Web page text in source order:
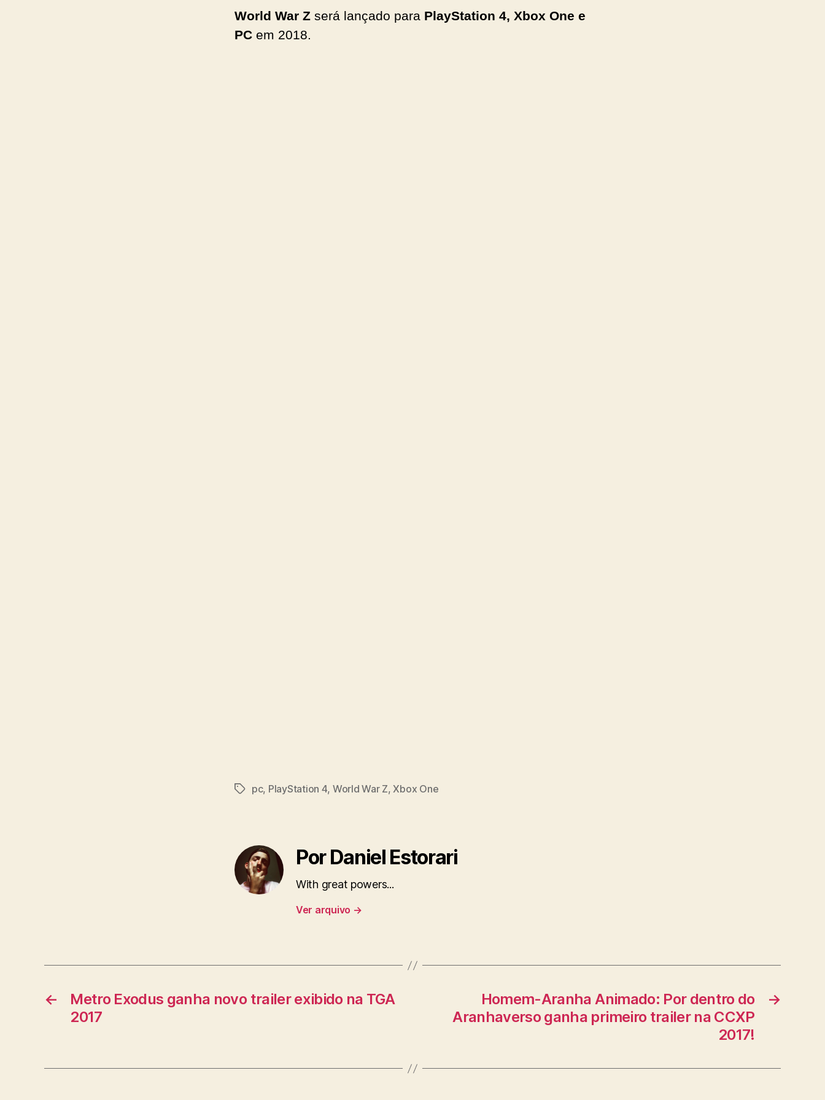
World War Z será lançado para PlayStation 4, Xbox One e
PC em 2018.
Tagspc, PlayStation 4, World War Z,Xbox One
Por Daniel Estorari
With great powers...
Ver arquivo →
←
Metro Exodus ganha novo trailer exibido na TGA
2017
→
Homem-Aranha Animado: Por dentro do
Aranhaverso ganha primeiro trailer na CCXP
2017!